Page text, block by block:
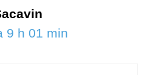
9 h 01 min